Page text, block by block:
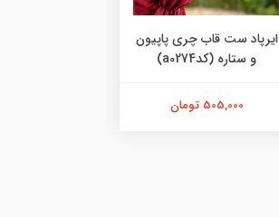
ایرپاد ست قاب چری پاپیون
و ستاره (کدa0274)
505,000 تومان